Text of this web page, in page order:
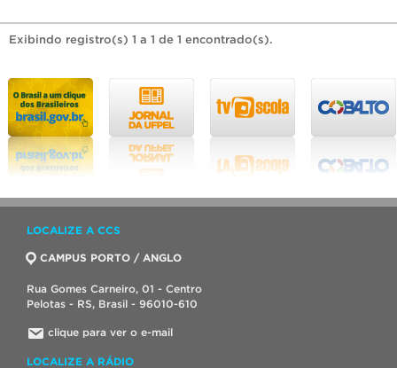
Exibindo registro(s) 1 a 1 de 1 encontrado(s).
LOCALIZE A CCS
CAMPUS PORTO / ANGLO
Rua Gomes Carneiro, 01 - Centro
Pelotas - RS, Brasil - 96010-610
clique para ver o e-mail
LOCALIZE A RÁDIO